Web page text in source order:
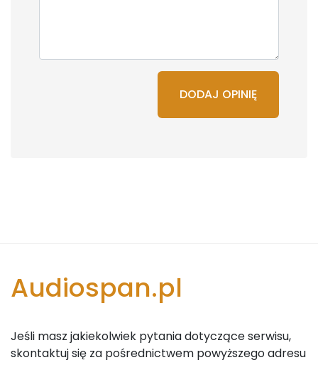
DODAJ OPINIĘ
Audiospan.pl
Jeśli masz jakiekolwiek pytania dotyczące serwisu,
skontaktuj się za pośrednictwem powyższego adresu